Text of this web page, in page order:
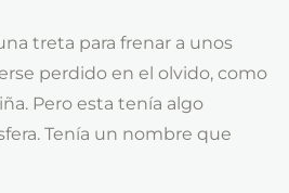
treta para frenar a unos
perdido en el olvido, como
Pero esta tenía algo
Tenía un nombre que